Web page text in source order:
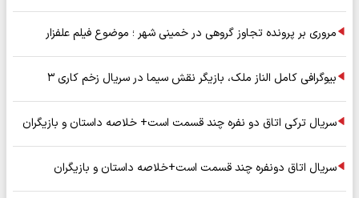
مروری بر پرونده تجاوز گروهی در خمینی شهر ؛ موضوع فیلم علفزار
بیوگرافی کامل الناز ملک، بازیگر نقش سیما در سریال زخم کاری ۳
سریال ترکی اتاق دو نفره چند قسمت است+ خلاصه داستان و بازیگران
سریال اتاق دونفره چند قسمت است+خلاصه داستان و بازیگران